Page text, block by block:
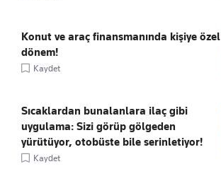
Konut ve araç finansmanında kişiye özel
dönem!
Kaydet
Sıcaklardan bunalanlara ilaç gibi
uygulama: Sizi görüp gölgeden
yürütüyor, otobüste bile serinletiyor!
Kaydet